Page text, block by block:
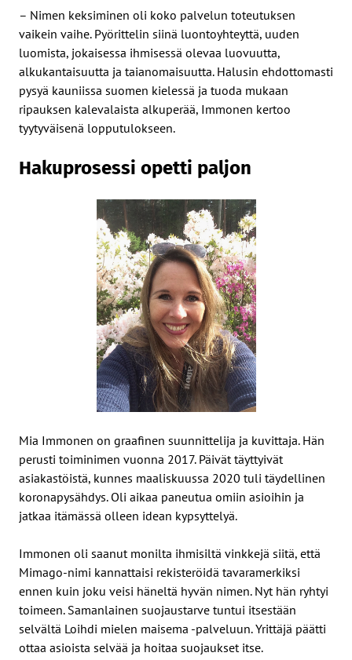
– Nimen keksiminen oli koko palvelun toteutuksen
vaikein vaihe. Pyörittelin siinä luontoyhteyttä, uuden
luomista, jokaisessa ihmisessä olevaa luovuutta,
alkukantaisuutta ja taianomaisuutta. Halusin ehdottomasti
pysyä kauniissa suomen kielessä ja tuoda mukaan
ripauksen kalevalaista alkuperää, Immonen kertoo
tyytyväisenä lopputulokseen.
Hakuprosessi opetti paljon
Mia Immonen on graafinen suunnittelija ja kuvittaja. Hän
perusti toiminimen vuonna 2017. Päivät täyttyivät
asiakastöistä, kunnes maaliskuussa 2020 tuli täydellinen
koronapysähdys. Oli aikaa paneutua omiin asioihin ja
jatkaa itämässä olleen idean kypsyttelyä.
Immonen oli saanut monilta ihmisiltä vinkkejä siitä, että
Mimago-nimi kannattaisi rekisteröidä tavaramerkiksi
ennen kuin joku veisi häneltä hyvän nimen. Nyt hän ryhtyi
toimeen. Samanlainen suojaustarve tuntui itsestään
selvältä Loihdi mielen maisema -palveluun. Yrittäjä päätti
ottaa asioista selvää ja hoitaa suojaukset itse.